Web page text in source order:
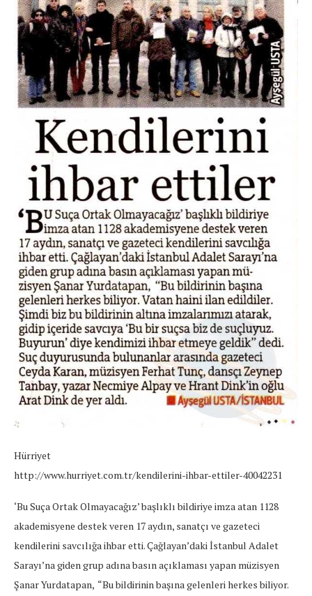
Hürriyet
http://www.hurriyet.com.tr/kendilerini-ihbar-ettiler-40042231
‘Bu Suça Ortak Olmayacağız’ başlıklı bildiriye imza atan 1128
akademisyene destek veren 17 aydın, sanatçı ve gazeteci
kendilerini savcılığa ihbar etti. Çağlayan’daki İstanbul Adalet
Sarayı’na giden grup adına basın açıklaması yapan müzisyen
Şanar Yurdatapan, “Bu bildirinin başına gelenleri herkes biliyor.